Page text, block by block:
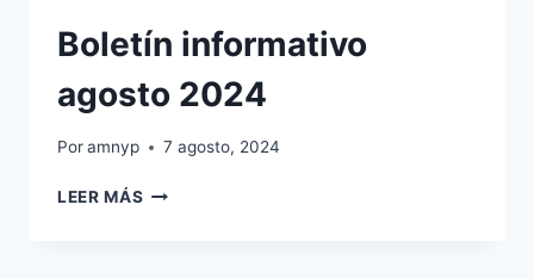
Boletín informativo
agosto 2024
Poramnyp 7 agosto, 2024
LEER MÁS BOLETÍN